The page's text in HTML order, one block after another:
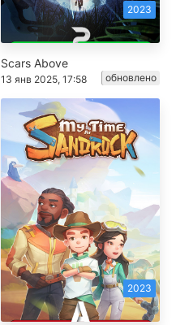
2023
Scars Above
13 янв 2025, 17:58 обновлено
2023